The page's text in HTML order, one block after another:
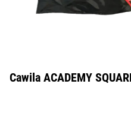
Cawila ACADEMY